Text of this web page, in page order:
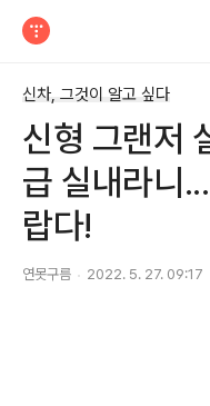
신차, 그것이 알고 싶다
신형 그랜저
급 실내라니
랍다!
연못구름 2022. 5. 27. 09:17